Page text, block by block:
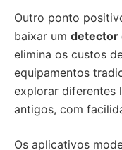
Outro ponto
baixar um detector
elimina os custos
equipamentos
explorar diferentes
antigos, com
Os aplicativos